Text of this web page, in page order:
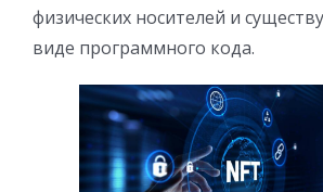
физических носителей и
виде программного кода.